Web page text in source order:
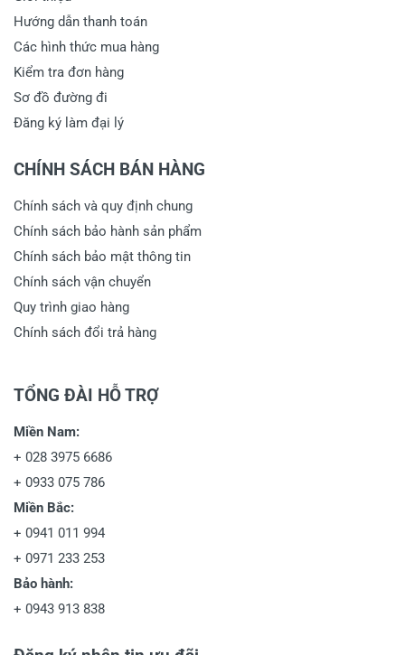
Hướng dẫn thanh toán
Các hình thức mua hàng
Kiểm tra đơn hàng
Sơ đồ đường đi
Đăng ký làm đại lý
CHÍNH SÁCH BÁN HÀNG
Chính sách và quy định chung
Chính sách bảo hành sản phẩm
Chính sách bảo mật thông tin
Chính sách vận chuyển
Quy trình giao hàng
Chính sách đổi trả hàng
TỔNG ĐÀI HỖ TRỢ
Miền Nam:
+ 028 3975 6686
+ 0933 075 786
Miền Bắc:
+ 0941 011 994
+ 0971 233 253
Bảo hành:
+ 0943 913 838